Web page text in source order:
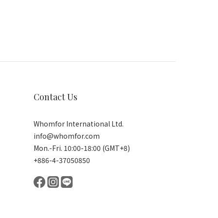
Contact Us
Whomfor International Ltd.
info@whomfor.com
Mon.-Fri. 10:00-18:00 (GMT+8)
+886-4-37050850